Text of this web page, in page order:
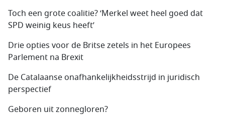
Toch een grote coalitie? ‘Merkel weet heel goed dat
SPD weinig keus heeft’
Drie opties voor de Britse zetels in het Europees
Parlement na Brexit
De Catalaanse onafhankelijkheidsstrijd in juridisch
perspectief
Geboren uit zonnegloren?